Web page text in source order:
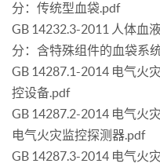
分：传统型血袋.pdf
GB 14232.3-2011 人体血
分：含特殊组件的血袋系
GB 14287.1-2014 电气火
控设备.pdf
GB 14287.2-2014 电气火
电气火灾监控探测器.pdf
GB 14287.3-2014 电气火